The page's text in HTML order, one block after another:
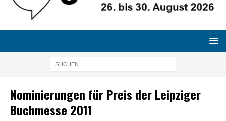
Nominierungen für Preis der Leipziger
Buchmesse 2011